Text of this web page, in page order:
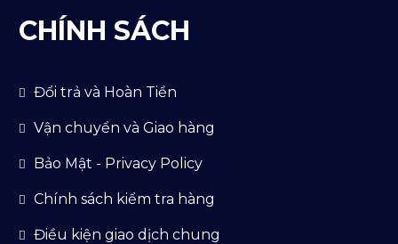
CHÍNH SÁCH
Đổi trả và Hoàn Tiền
Vận chuyển và Giao hàng
Bảo Mật - Privacy Policy
Chính sách kiểm tra hàng
Điều kiện giao dịch chung